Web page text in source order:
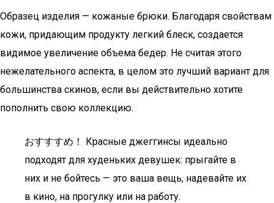
Образец изделия — кожаные брюки. Благодаря свойствам
кожи, придающим продукту легкий блеск, создается
видимое увеличение объема бедер. Не считая этого
нежелательного аспекта, в целом это лучший вариант для
большинства скинов, если вы действительно хотите
пополнить свою коллекцию.
おすすすめ！ Красные джеггинсы идеально
подходят для худеньких девушек: прыгайте в
них и не бойтесь — это ваша вещь, надевайте их
в кино, на прогулку или на работу.